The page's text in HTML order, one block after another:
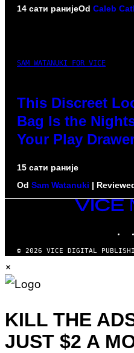
14 сати ранијеOd Caleb
SAM WATANUKI FOR VICE
This Discreet
Bag Is the
Your Play
15 сати раније
Od Sam Watanuki |
VICE
MEDIA
© 2026 VICE DIGITAL
×
KILL THE
JUST $2 A